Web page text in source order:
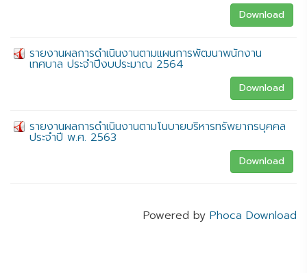
Download
รายงานผลการดำเนินงานตามแผนการพัฒนาพนักงาน
เทศบาล ประจำปีงบประมาณ 2564
Download
รายงานผลการดำเนินงานตามโนบายบริหารทรัพยากรบุคคล
ประจำปี พ.ศ. 2563
Download
Powered by Phoca Download